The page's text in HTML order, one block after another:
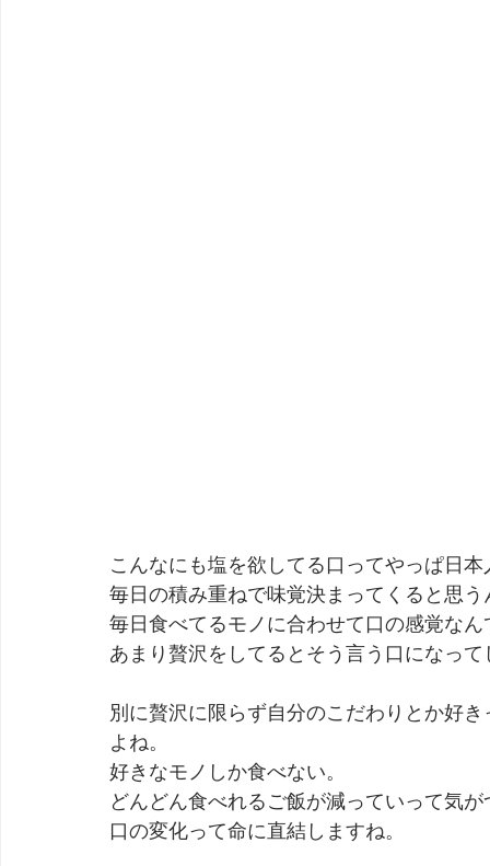
こんなにも塩を欲してる口ってやっぱ日
毎日の積み重ねで味覚決まってくると思
毎日食べてるモノに合わせて口の感覚な
あまり贅沢をしてるとそう言う口になっ
別に贅沢に限らず自分のこだわりとか好
よね。
好きなモノしか食べない。
どんどん食べれるご飯が減っていって気
口の変化って命に直結しますね。